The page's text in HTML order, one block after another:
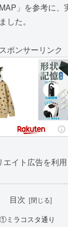
」を参考に、
した。
スポンサーリンク
イト広告を利
目次
①ミラコスタ通り